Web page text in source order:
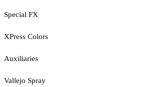
Special FX
XPress Colors
Auxiliaries
Vallejo Spray